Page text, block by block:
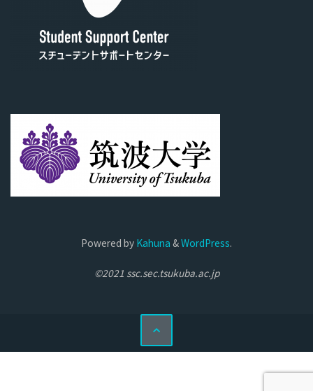
Powered by Kahuna &WordPress.
©2021 ssc.sec.tsukuba.ac.jp